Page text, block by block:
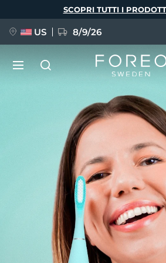
SCOPRI TUTTI I
US 8/9/26
I
FAQ™ Pure Beauty-Tech Elixir
BREAKING NEWS
issa™ Teeth Whitening Set
Deutsch
Français
Italiano
Svenska
简体中文